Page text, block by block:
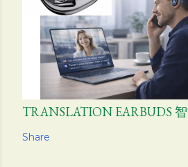
TRANSLATION EARBUDS
Share